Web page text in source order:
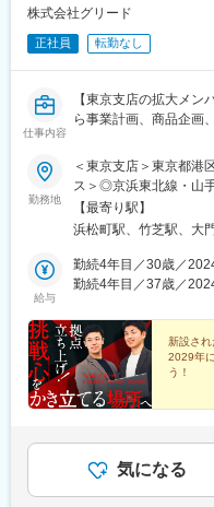
株式会社グリード
正社員 転勤なし
仕事内容
【東京支店の拡大メ
ら事業計画、商品企画
勤務地
＜東京支店＞東京都港
ス＞◎京浜東北線・山
浅草線「大門駅」より
10分※転勤なし※受動喫
【最寄り駅】
浜松町駅、竹芝駅、大
給与
勤続4年目／30歳／
勤続4年目／37歳／
新設され
2029年
う！
◎将来は
気になる